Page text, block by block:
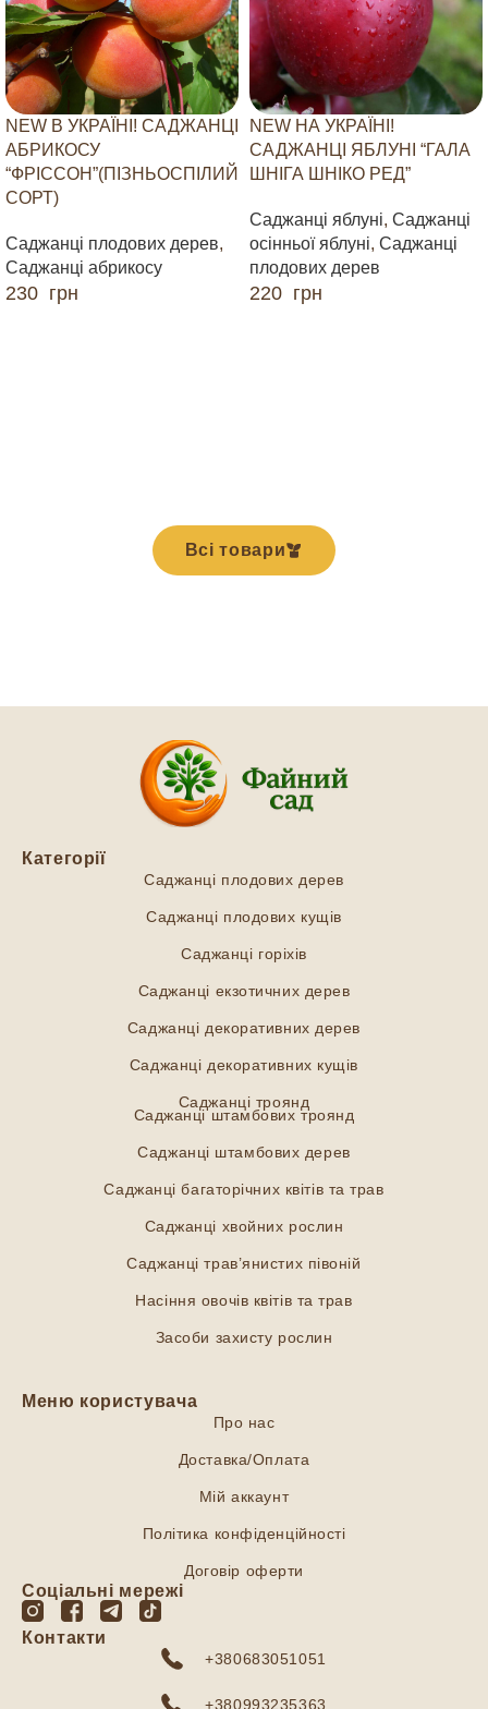
NEW В УКРАЇНІ! САДЖАНЦІ
АБРИКОСУ
“ФРІССОН”(ПІЗНЬОСПІЛИЙ
СОРТ)
Саджанці плодових дерев,
Саджанці абрикосу
230 грн
NEW НА УКРАЇНІ!
САДЖАНЦІ ЯБЛУНІ “ГАЛА
ШНІГА ШНІКО РЕД”
Саджанці яблуні, Саджанці
осінньої яблуні, Саджанці
плодових дерев
220 грн
Всі товари
Категорії
Саджанці плодових дерев
Саджанці плодових кущів
Саджанці горіхів
Саджанці екзотичних дерев
Саджанці декоративних дерев
Саджанці декоративних кущів
Саджанці троянд
Саджанці штамбових троянд
Саджанці штамбових дерев
Саджанці багаторічних квітів та трав
Саджанці хвойних рослин
Саджанці трав’янистих півоній
Насіння овочів квітів та трав
Засоби захисту рослин
Меню користувача
Про нас
Доставка/Оплата
Мій аккаунт
Політика конфіденційності
Договір оферти
Соціальні мережі
Контакти
+380683051051
+380993235363